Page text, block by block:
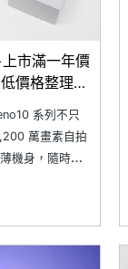
市滿一年價
價格整理
系列不只
萬畫素自拍
機身，隨時輕
旗艦處理器的機
快充。上
系